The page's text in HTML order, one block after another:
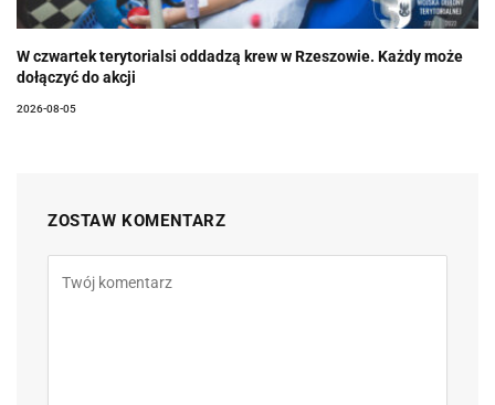
W czwartek terytorialsi oddadzą krew w Rzeszowie. Każdy może
dołączyć do akcji
2026-08-05
ZOSTAW KOMENTARZ